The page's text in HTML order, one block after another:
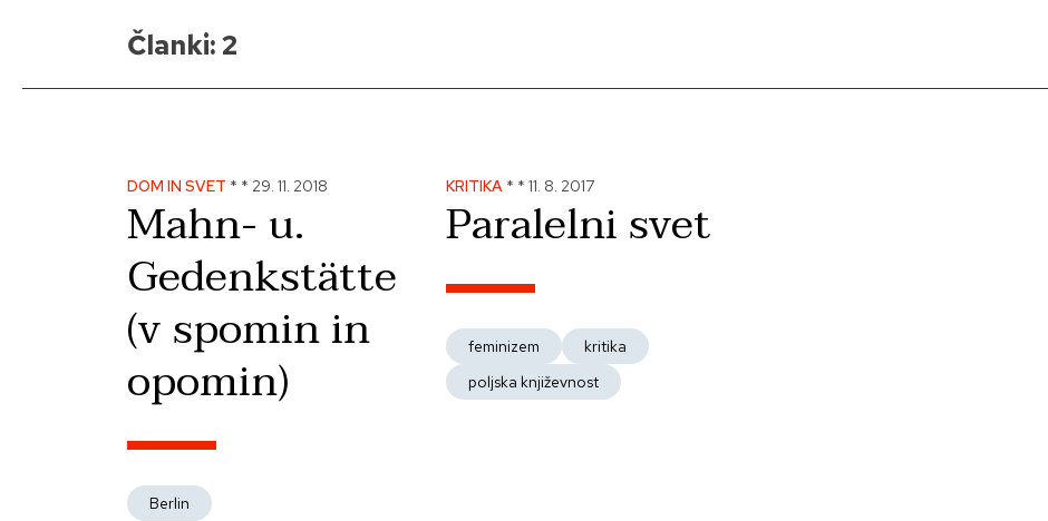
Članki: 2
DOM IN SVET * * 29. 11. 2018
Mahn- u.
Gedenkstätte
(v spomin in
opomin)
Berlin
KRITIKA* * 11. 8. 2017
Paralelni svet
feminizem
kritika
poljska književnost